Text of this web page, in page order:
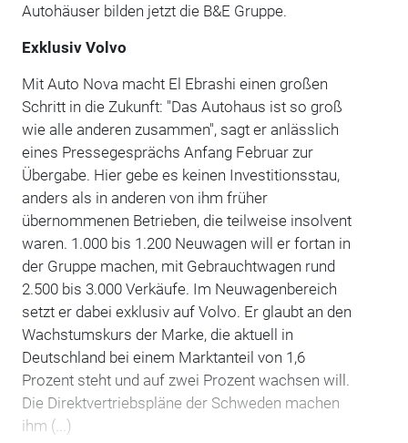
Autohäuser bilden jetzt die B&E Gruppe.
Exklusiv Volvo
Mit Auto Nova macht El Ebrashi einen großen
Schritt in die Zukunft: "Das Autohaus ist so groß
wie alle anderen zusammen", sagt er anlässlich
eines Pressegesprächs Anfang Februar zur
Übergabe. Hier gebe es keinen Investitionsstau,
anders als in anderen von ihm früher
übernommenen Betrieben, die teilweise insolvent
waren. 1.000 bis 1.200 Neuwagen will er fortan in
der Gruppe machen, mit Gebrauchtwagen rund
2.500 bis 3.000 Verkäufe. Im Neuwagenbereich
setzt er dabei exklusiv auf Volvo. Er glaubt an den
Wachstumskurs der Marke, die aktuell in
Deutschland bei einem Marktanteil von 1,6
Prozent steht und auf zwei Prozent wachsen will.
Die Direktvertriebspläne der Schweden machen
ihm (...)